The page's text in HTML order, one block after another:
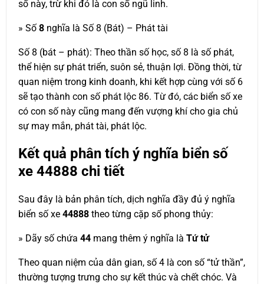
số này, trừ khi đó là con số ngũ linh.
» Số8 nghĩa là Số 8 (Bát) – Phát tài
Số 8 (bát – phát): Theo thần số học, số 8 là số phát,
thể hiện sự phát triển, suôn sẻ, thuận lợi. Đồng thời, từ
quan niệm trong kinh doanh, khi kết hợp cùng với số 6
sẽ tạo thành con số phát lộc 86. Từ đó, các biển số xe
có con số này cũng mang đến vượng khí cho gia chủ
sự may mắn, phát tài, phát lộc.
Kết quả phân tích ý nghĩa biển số
xe 44888 chi tiết
Sau đây là bản phân tích, dịch nghĩa đầy đủ ý nghĩa
biển số xe 44888 theo từng cặp số phong thủy:
» Dãy số chứa 44 mang thêm ý nghĩa là Tứ tử
Theo quan niệm của dân gian, số 4 là con số “tử thần”,
thường tượng trưng cho sự kết thúc và chết chóc. Và